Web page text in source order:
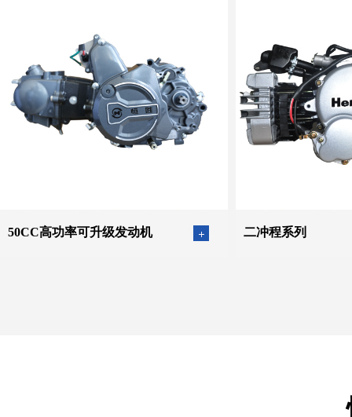
50CC高功率可升级发动机 二冲程系列